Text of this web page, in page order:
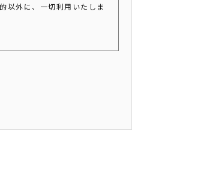
以外に、一切利用いたしま
ん。